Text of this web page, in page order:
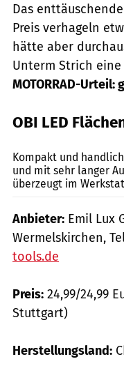
Das
Preis verhageln
hätte aber
Unterm Strich
MOTORRAD-Urteil:
OBI LED
Kompakt und
und mit sehr langer
überzeugt im
Anbieter: Emil Lux
Wermelskirchen,
tools.de
Preis: 24,99/24,99
Stuttgart)
Herstellungsland: